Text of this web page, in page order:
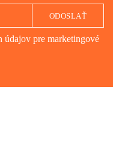
údajov pre marketingové
ODOSLAŤ